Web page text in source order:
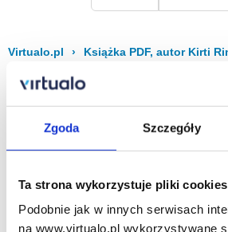
Zgoda Szczegóły
Ta strona wykorzystuje pliki cookies
Podobnie jak w innych serwisach
na www.virtualo.pl wykorzystywane
Virtualo.pl › Książka PDF, autor Kirti
Filtruj